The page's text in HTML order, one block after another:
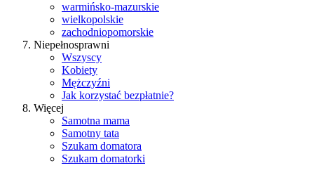
warmińsko-mazurskie
wielkopolskie
zachodniopomorskie
Niepełnosprawni
Wszyscy
Kobiety
Mężczyźni
Jak korzystać bezpłatnie?
Więcej
Samotna mama
Samotny tata
Szukam domatora
Szukam domatorki